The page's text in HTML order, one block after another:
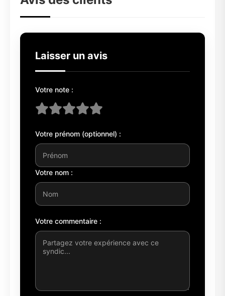
Laisser un avis
Votre note :
Votre prénom (optionnel) :
Votre nom :
Votre commentaire :